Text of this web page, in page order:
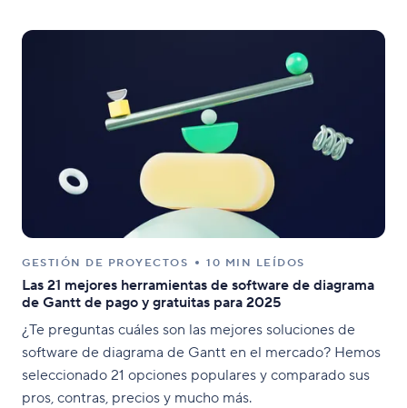
GESTIÓN DE PROYECTOS 10 MIN LEÍDOS
Las 21 mejores herramientas de software de diagrama
de Gantt de pago y gratuitas para 2025
¿Te preguntas cuáles son las mejores soluciones de
software de diagrama de Gantt en el mercado? Hemos
seleccionado 21 opciones populares y comparado sus
pros, contras, precios y mucho más.